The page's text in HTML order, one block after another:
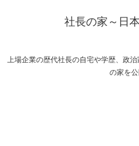
社長の家～日
上場企業の歴代社長の自宅や学歴、政
の家を公